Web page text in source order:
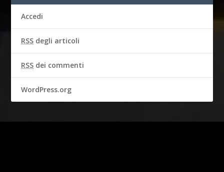
Accedi
RSS degli articoli
RSS dei commenti
WordPress.org